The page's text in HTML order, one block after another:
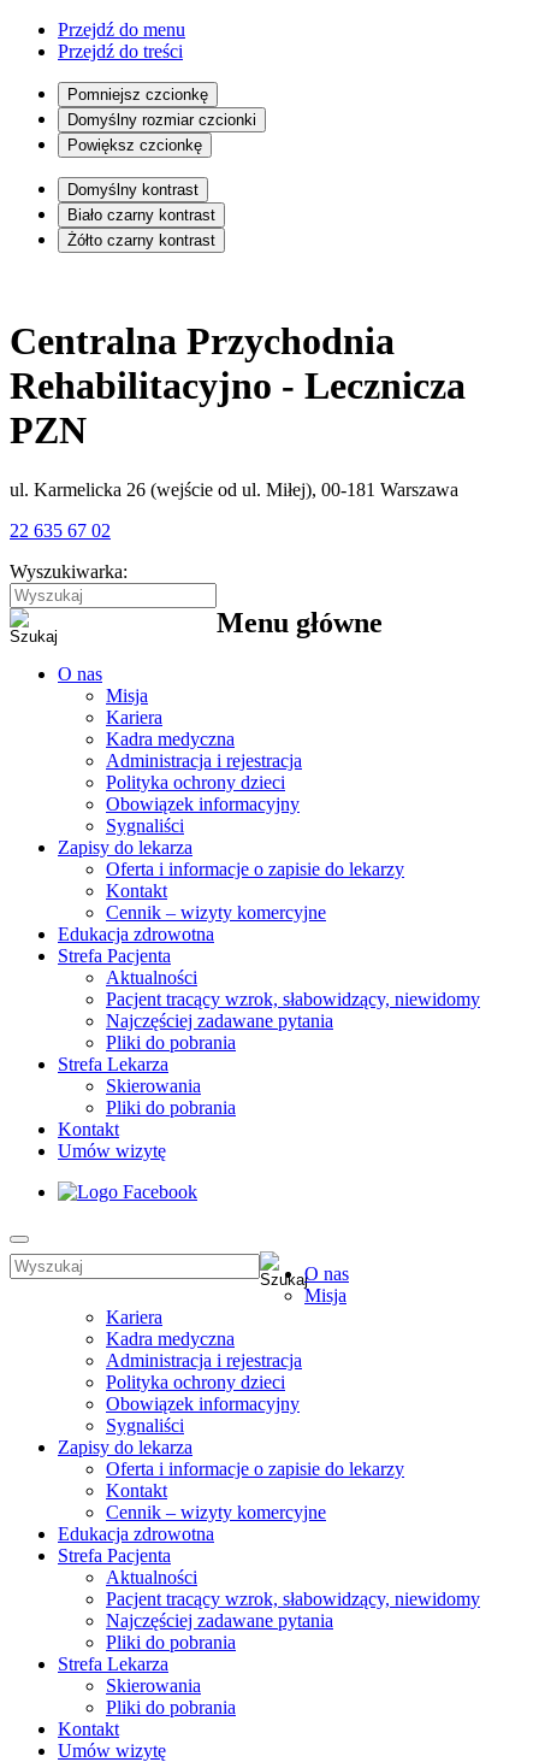
Przejdź do menu
Przejdź do treści
Pomniejsz czcionkę
Domyślny rozmiar czcionki
Powiększ czcionkę
Domyślny kontrast
Biało czarny kontrast
Żółto czarny kontrast
Centralna Przychodnia
Rehabilitacyjno - Lecznicza
PZN
ul. Karmelicka 26 (wejście od ul. Miłej), 00-181 Warszawa
22 635 67 02
Wyszukiwarka:
Menu główne
O nas
Misja
Kariera
Kadra medyczna
Administracja i rejestracja
Polityka ochrony dzieci
Obowiązek informacyjny
Sygnaliści
Zapisy do lekarza
Oferta i informacje o zapisie do lekarzy
Kontakt
Cennik – wizyty komercyjne
Edukacja zdrowotna
Strefa Pacjenta
Aktualności
Pacjent tracący wzrok, słabowidzący, niewidomy
Najczęściej zadawane pytania
Pliki do pobrania
Strefa Lekarza
Skierowania
Pliki do pobrania
Kontakt
Umów wizytę
O nas
Misja
Kariera
Kadra medyczna
Administracja i rejestracja
Polityka ochrony dzieci
Obowiązek informacyjny
Sygnaliści
Zapisy do lekarza
Oferta i informacje o zapisie do lekarzy
Kontakt
Cennik – wizyty komercyjne
Edukacja zdrowotna
Strefa Pacjenta
Aktualności
Pacjent tracący wzrok, słabowidzący, niewidomy
Najczęściej zadawane pytania
Pliki do pobrania
Strefa Lekarza
Skierowania
Pliki do pobrania
Kontakt
Umów wizytę